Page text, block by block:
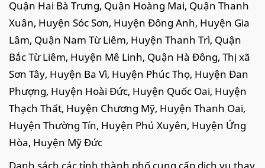
Quận Hai Bà Trưng, Quận Hoàng Mai, Quận Thanh
Xuân, Huyện Sóc Sơn, Huyện Đông Anh, Huyện Gia
Lâm, Quận Nam Từ Liêm, Huyện Thanh Trì, Quận
Bắc Từ Liêm, Huyện Mê Linh, Quận Hà Đông, Thị xã
Sơn Tây, Huyện Ba Vì, Huyện Phúc Thọ, Huyện Đan
Phượng, Huyện Hoài Đức, Huyện Quốc Oai, Huyện
Thạch Thất, Huyện Chương Mỹ, Huyện Thanh Oai,
Huyện Thường Tín, Huyện Phú Xuyên, Huyện Ứng
Hòa, Huyện Mỹ Đức
Danh sách các tỉnh thành phố cung cấp dịch vụ thay